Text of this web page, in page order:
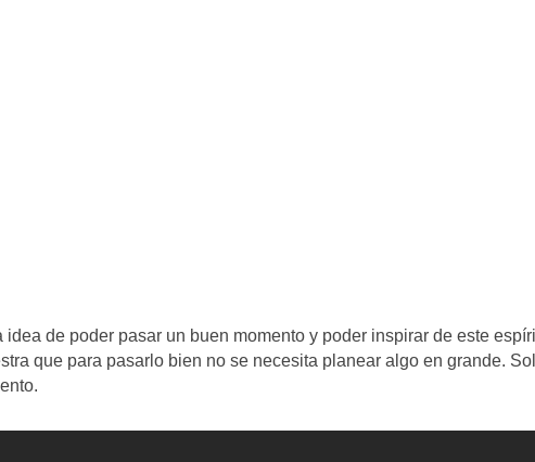
de poder pasar un buen momento y poder inspirar de este
que para pasarlo bien no se necesita planear algo en grande.